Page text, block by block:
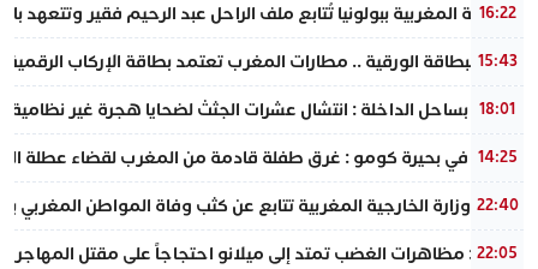
16:22
القنصلية المغربية ببولونيا تُتابع ملف الراحل عبد الرحيم فقير وتتعهد
15:43
وداعًا للبطاقة الورقية .. مطارات المغرب تعتمد بطاقة الإركاب الرقمية
18:01
​فاجعة بساحل الداخلة : انتشال عشرات الجثث لضحايا هجرة غير
14:25
فاجعة في بحيرة كومو : غرق طفلة قادمة من المغرب لقضاء عطلة الصيف
22:40
عاجل : وزارة الخارجية المغربية تتابع عن كثب وفاة المواطن المغربي
22:05
إيطاليا : مظاهرات الغضب تمتد إلى ميلانو احتجاجاً على مقتل المهاجر